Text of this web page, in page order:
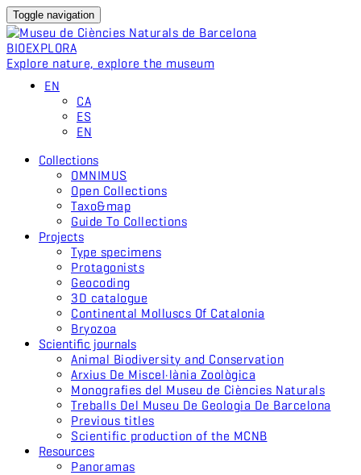
Toggle navigation
BIOEXPLORA
Explore nature, explore the museum
EN
CA
ES
EN
Collections
OMNIMUS
Open Collections
Taxo&map
Guide To Collections
Projects
Type specimens
Protagonists
Geocoding
3D catalogue
Continental Molluscs Of Catalonia
Bryozoa
Scientific journals
Animal Biodiversity and Conservation
Arxius De Miscel·lània Zoològica
Monografies del Museu de Ciències Naturals
Treballs Del Museu De Geologia De Barcelona
Previous titles
Scientific production of the MCNB
Resources
Panoramas